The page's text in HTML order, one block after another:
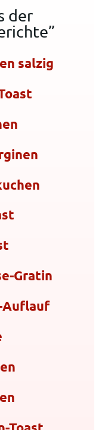
der
salzig
Gratin
Auflauf